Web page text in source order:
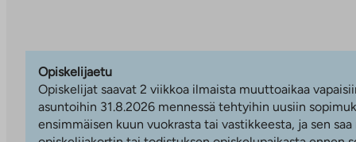
Opiskelijaetu
Opiskelijat saavat 2 viikkoa ilmaista muuttoaikaa
asuntoihin 31.8.2026 mennessä tehtyihin uusiin
ensimmäisen kuun vuokrasta tai vastikkeesta, ja sen